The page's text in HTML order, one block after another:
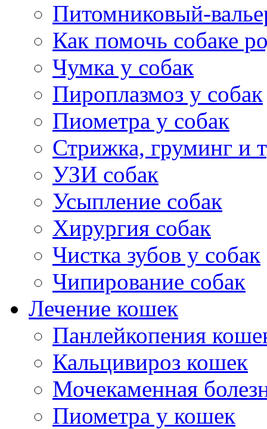
Питомниковый-
Как помочь собаке
Чумка у собак
Пироплазмоз у собак
Пиометра у собак
Стрижка, груминг и
УЗИ собак
Усыпление собак
Хирургия собак
Чистка зубов у собак
Чипирование собак
Лечение кошек
Панлейкопения
Кальцивироз кошек
Мочекаменная
Пиометра у кошек